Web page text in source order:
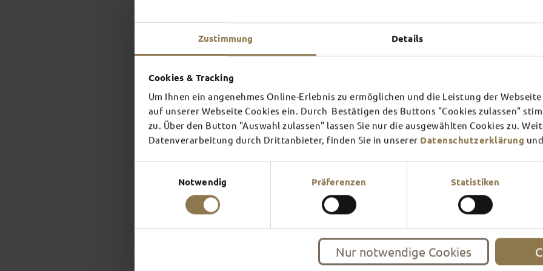
Zustimmung Details
Cookies & Tracking
Um Ihnen ein angenehmes Online-Erlebnis zu ermöglichen und die Leistung der
auf unserer Webseite Cookies ein. Durch Bestätigen des Buttons "Cookies zulassen"
zu. Über den Button "Auswahl zulassen" lassen Sie nur die ausgewählten Cookies zu.
Datenverarbeitung durch Drittanbieter, finden Sie in unserer Datenschutzerklärung
Notwendig Präferenzen Statistiken
Nur notwendige Cookies
SCHLOSS­
THEATER
Find out more Find
TOP
filled guided tour or a
events and highlights in and